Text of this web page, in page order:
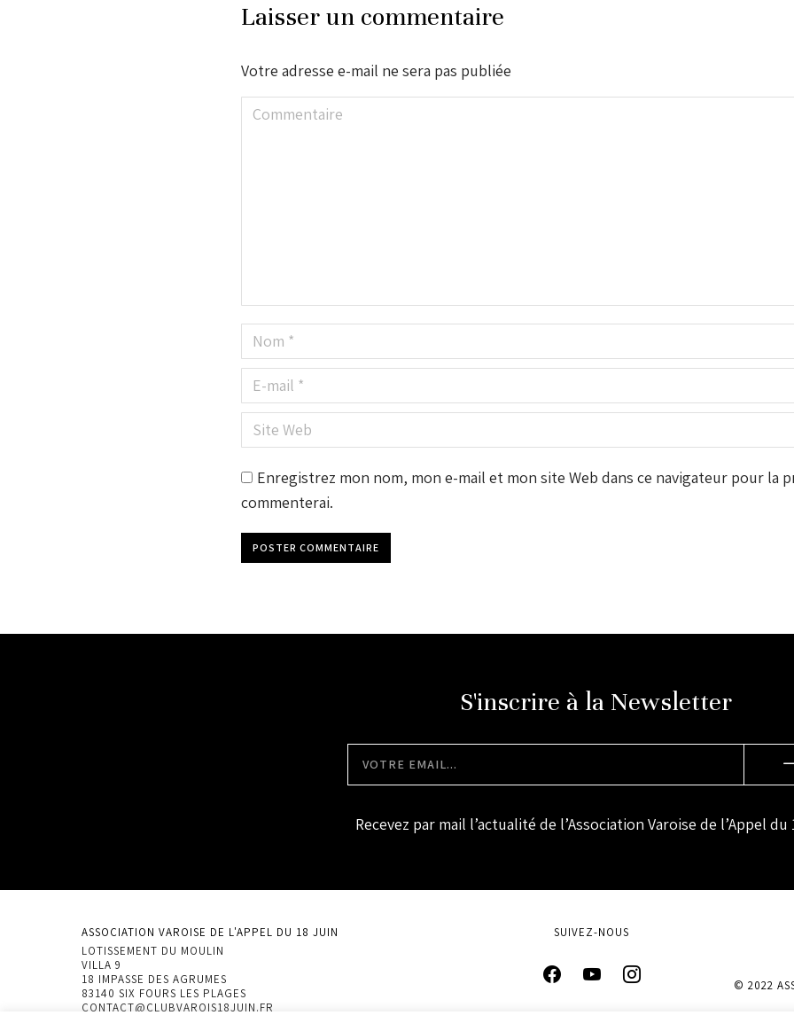
Laisser un commentaire
Votre adresse e-mail ne sera pas publiée
Commentaire
Nom *
E-mail *
Site Web
Enregistrez mon nom, mon e-mail et mon site Web dans ce navigateur pour la
commenterai.
POSTER COMMENTAIRE
S'inscrire à la Newsletter
Recevez par mail l’actualité de l’Association Varoise de l’Appel du
ASSOCIATION VAROISE DE L'APPEL DU 18 JUIN
LOTISSEMENT DU MOULIN
VILLA 9
18 IMPASSE DES AGRUMES
83140 SIX FOURS LES PLAGES
CONTACT@CLUBVAROIS18JUIN.FR
SUIVEZ-NOUS
© 2022